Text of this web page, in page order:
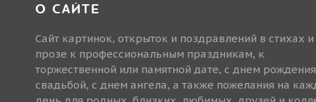
О САЙТЕ
Сайт картинок, открыток и поздравлений в стихах и
прозе к профессиональным праздникам, к
торжественной или памятной дате, с днем
свадьбой, с днем ангела, а также пожелания на